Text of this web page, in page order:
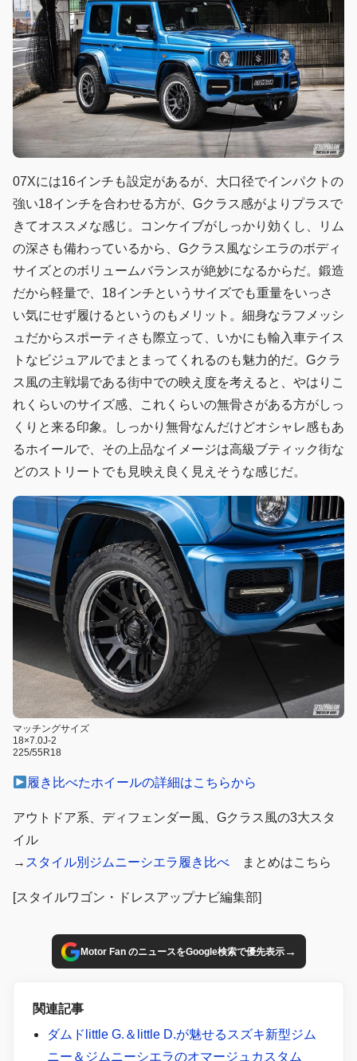
07Xには16インチも設定があるが、大口径でインパクトの
強い18インチを合わせる方が、Gクラス感がよりプラスで
きてオススメな感じ。コンケイブがしっかり効くし、リム
の深さも備わっているから、Gクラス風なシエラのボディ
サイズとのボリュームバランスが絶妙になるからだ。鍛造
だから軽量で、18インチというサイズでも重量をいっさ
い気にせず履けるというのもメリット。細身なラフメッシ
ュだからスポーティさも際立って、いかにも輸入車テイス
トなビジュアルでまとまってくれるのも魅力的だ。Gクラ
ス風の主戦場である街中での映え度を考えると、やはりこ
れくらいのサイズ感、これくらいの無骨さがある方がしっ
くりと来る印象。しっかり無骨なんだけどオシャレ感もあ
るホイールで、その上品なイメージは高級ブティック街な
どのストリートでも見映え良く見えそうな感じだ。
マッチングサイズ
18×7.0J-2
225/55R18
履き比べたホイールの詳細はこちらから
アウトドア系、ディフェンダー風、Gクラス風の3大スタ
イル
→ スタイル別ジムニーシエラ履き比べ まとめはこちら
[スタイルワゴン・ドレスアップナビ編集部]
Motor Fan のニュースをGoogle検索で優先表示→
関連記事
ダムドlittle G.＆little D.が魅せるスズキ新型ジム
ニー＆ジムニーシエラのオマージュカスタム